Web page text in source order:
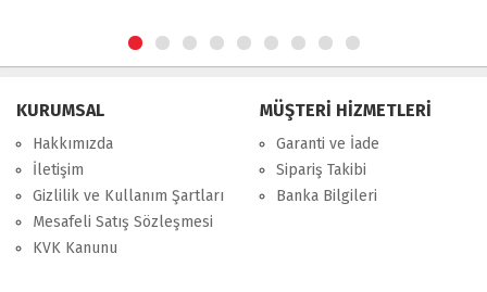
KURUMSAL
Hakkımızda
İletişim
Gizlilik ve Kullanım Şartları
Mesafeli Satış Sözleşmesi
KVK Kanunu
MÜŞTERİ HİZMETLERİ
Garanti ve İade
Sipariş Takibi
Banka Bilgileri